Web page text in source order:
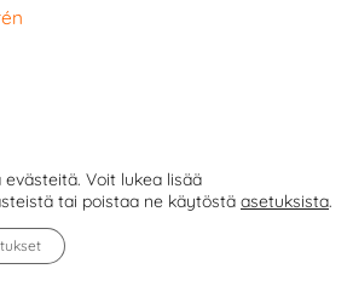
Voit lukea lisää
tai poistaa ne käytöstä asetuksista.